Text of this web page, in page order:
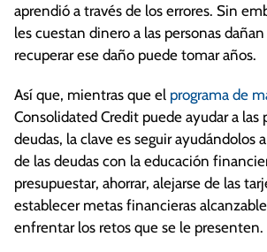
aprendió a través de los errores. Sin
les cuestan dinero a las personas
recuperar ese daño puede tomar años.
Así que, mientras que el programa de
Consolidated Credit puede ayudar a las
deudas, la clave es seguir ayudándolos
de las deudas con la educación
presupuestar, ahorrar, alejarse de las
establecer metas financieras
enfrentar los retos que se le presenten.